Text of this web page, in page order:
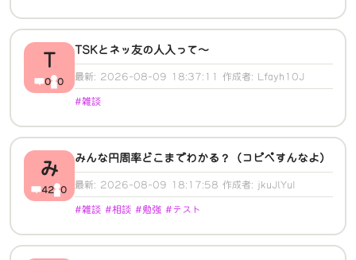
T
0 0
TSKとネッ友の人入って～
最新: 2026-08-09 18:37:11 作成者: Lfayh10J
#雑談
み
42 0
みんな円周率どこまでわかる？（コピペすんなよ）
最新: 2026-08-09 18:17:58 作成者: jkuJlYuI
#雑談 #相談 #勉強 #テスト